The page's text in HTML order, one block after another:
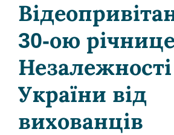
30-ою
Незалежності
України від
вихованців